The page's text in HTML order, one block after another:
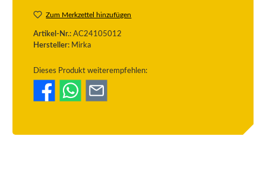
Zum Merkzettel hinzufügen
Artikel-Nr.: AC24105012
Hersteller: Mirka
Dieses Produkt weiterempfehlen: